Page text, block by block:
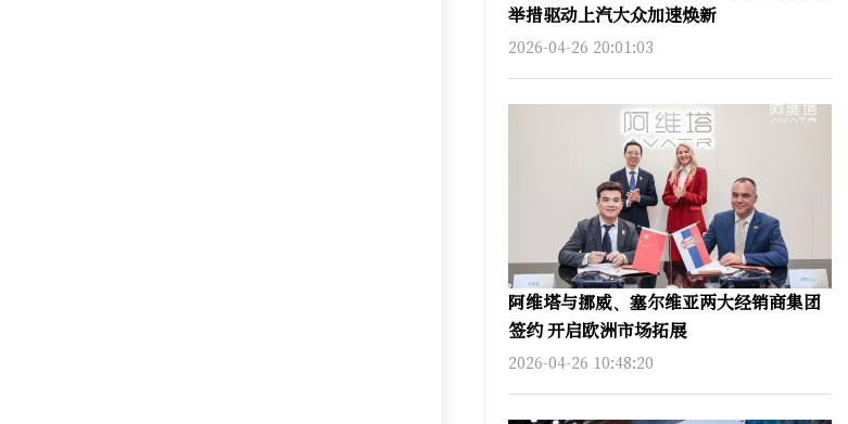
举措驱动上汽大众加速焕新
2026-04-26 20:01:03
阿维塔与挪威、塞尔维亚两大经销商集团
签约 开启欧洲市场拓展
2026-04-26 10:48:20